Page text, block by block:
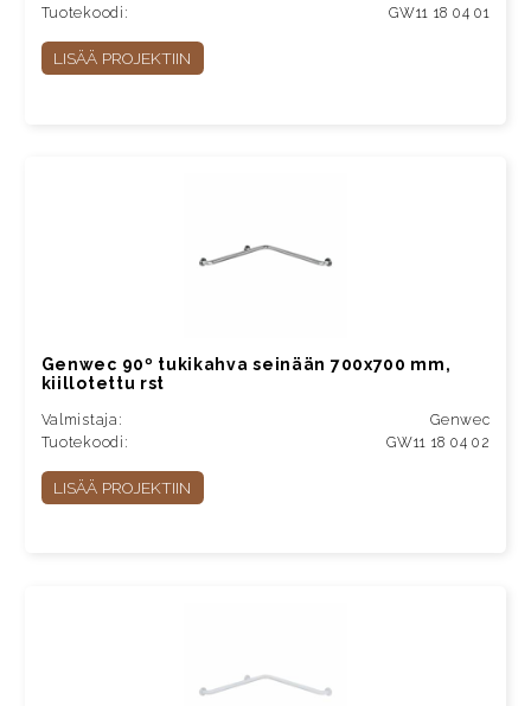
Tuotekoodi:
GW11 18 04 01
LISÄÄ PROJEKTIIN
Genwec 90º tukikahva seinään 700x700 mm,
kiillotettu rst
Valmistaja:
Genwec
Tuotekoodi:
GW11 18 04 02
LISÄÄ PROJEKTIIN